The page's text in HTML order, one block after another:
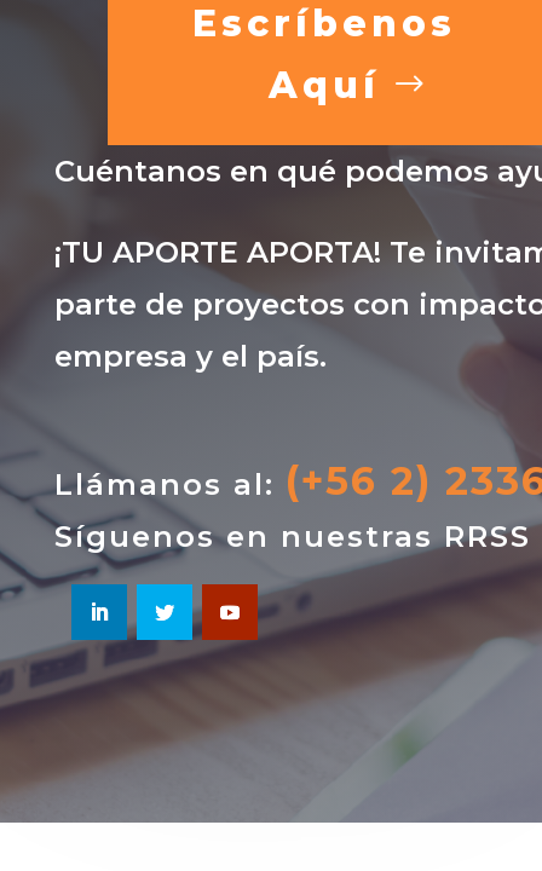
Escríbenos
Aquí
Cuéntanos en qué podemos
¡TU APORTE APORTA! Te
parte de proyectos con
empresa y el país.
Llámanos al: (+56 2)
Síguenos en nuestras RRSS